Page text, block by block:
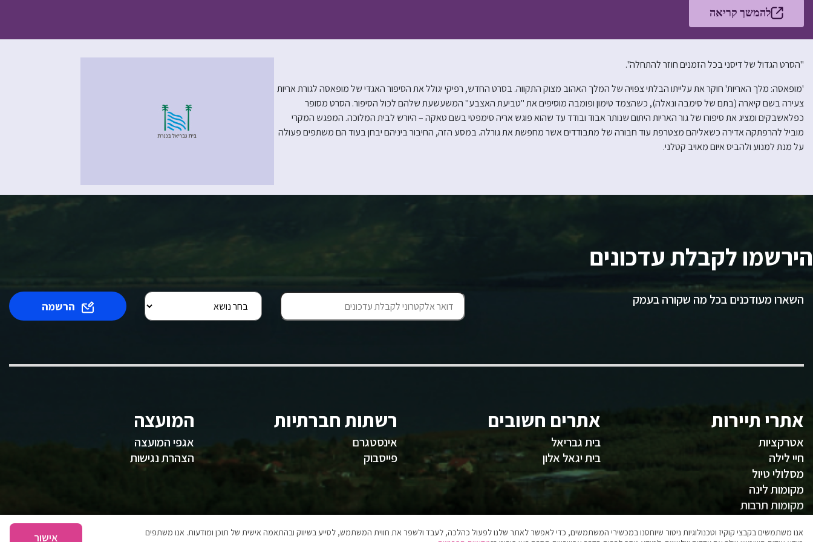
להמשך קריאה
"הסרט הגדול של דיסני בכל הזמנים חוזר להתחלה".
'מופאסה: מלך האריות' חוקר את עלייתו הבלתי צפויה של המלך האהוב מצוק התקווה. בסרט החדש, רפיקי יגולל את הסיפור האגדי של מופאסה לגורת אריות
צעירה בשם קיארה (בתם של סימבה ונאלה), כשהצמד טימון ופומבה מוסיפים את "טביעת האצבע" המשעשעת שלהם לכול הסיפור. הסרט מסופר
כפלאשבקים ומציג את סיפורו של גור האריות היתום שנותר אבוד ובודד עד שהוא פוגש אריה סימפטי בשם טאקה – היורש לבית המלוכה. המפגש המקרי
מוביל להרפתקה אדירה כשאליהם מצטרפת עוד חבורה של מתבודדים אשר מחפשת את גורלה. במסע הזה, החיבור ביניהם יבחן בעוד הם משתפים פעולה
על מנת למנוע ולהביס איום מאויב קטלני.
הירשמו לקבלת עדכונים
השארו מעודכנים בכל מה שקורה בעמק הרשמה
אתרי תיירות
אטרקציות
חיי לילה
מסלולי טיול
מקומות לינה
מקומות תרבות
אתרים חשובים
בית גבריאל
בית יגאל אלון
רשתות חברתיות
אינסטגרם
פייסבוק
המועצה
אגפי המועצה
הצהרת נגישות
אנו משתמשים בקבצי קוקיז וטכנולוגיות ניטור שיוחסנו במכשירי המשתמשים, כדי לאפשר לאתר שלנו לפעול כהלכה, לעבד ולשפר את חווית המשתמש, לסייע בשיווק ובהתאמה אישית של תוכן ומודעות. אנו משתפים
אישור